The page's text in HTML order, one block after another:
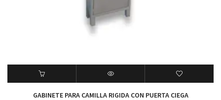
GABINETE PARA CAMILLA RIGIDA CON PUERTA CIEGA